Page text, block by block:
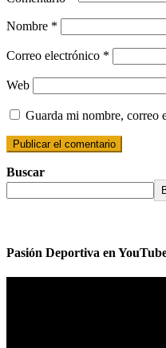
Nombre *
Correo electrónico *
Web
Guarda mi nombre, correo
Buscar
Pasión Deportiva en